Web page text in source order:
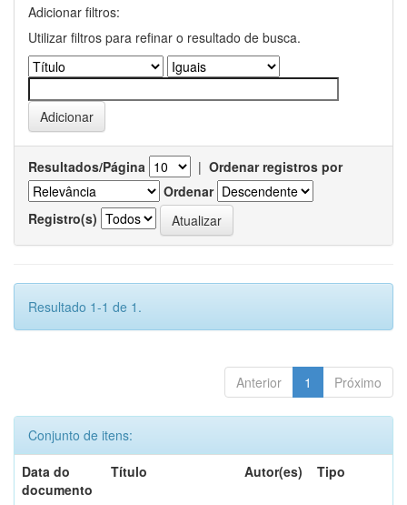
Adicionar filtros:
Utilizar filtros para refinar o resultado de busca.
Resultados/Página | Ordenar registros por
Ordenar
Registro(s)
Resultado 1-1 de 1.
Anterior 1 Próximo
Conjunto de itens:
Data do
documento
Título Autor(es) Tipo